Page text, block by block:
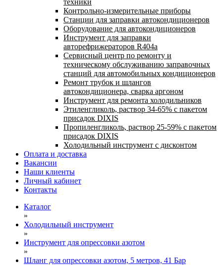
техники
Контрольно-измерительные приборы
Станции для заправки автокондиционеров
Оборудование для автокондиционеров
Инструмент для заправки
авторефрижераторов R404a
Сервисный центр по ремонту и
техническому обслуживанию заправочных
станций для автомобильных кондиционеров
Ремонт трубок и шлангов
автокондиционера, сварка аргоном
Инструмент для ремонта холодильников
Этиленгликоль, раствор 34-65% с пакетом
присадок DIXIS
Пропиленгликоль, раствор 25-59% с пакетом
присадок DIXIS
Холодильный инструмент с дисконтом
Оплата и доставка
Вакансии
Наши клиенты
Личный кабинет
Контакты
Каталог
»
Холодильный инструмент
»
Инструмент для опрессовки азотом
»
Шланг для опрессовки азотом, 5 метров, 41 Бар